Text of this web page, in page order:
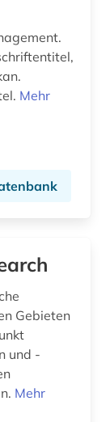
Mehr
Gebieten
und -
Mehr